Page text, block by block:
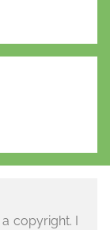
copyright. I